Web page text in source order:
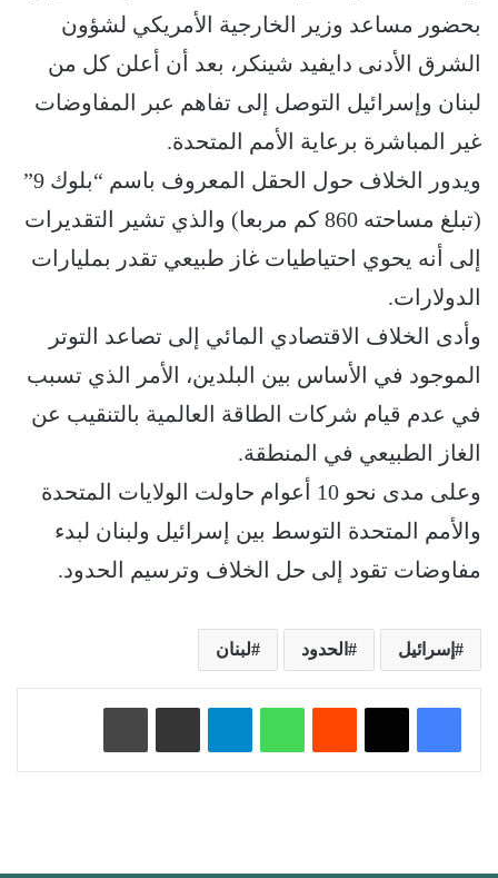
بحضور مساعد وزير الخارجية الأمريكي لشؤون
الشرق الأدنى دايفيد شينكر، بعد أن أعلن كل من
لبنان وإسرائيل التوصل إلى تفاهم عبر المفاوضات
غير المباشرة برعاية الأمم المتحدة.
ويدور الخلاف حول الحقل المعروف باسم “بلوك 9”
(تبلغ مساحته 860 كم مربعا) والذي تشير التقديرات
إلى أنه يحوي احتياطيات غاز طبيعي تقدر بمليارات
الدولارات.
وأدى الخلاف الاقتصادي المائي إلى تصاعد التوتر
الموجود في الأساس بين البلدين، الأمر الذي تسبب
في عدم قيام شركات الطاقة العالمية بالتنقيب عن
الغاز الطبيعي في المنطقة.
وعلى مدى نحو 10 أعوام حاولت الولايات المتحدة
والأمم المتحدة التوسط بين إسرائيل ولبنان لبدء
مفاوضات تقود إلى حل الخلاف وترسيم الحدود.
إسرائيل الحدود لبنان
واتساب تيلقرام